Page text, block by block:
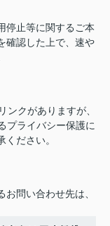
停止等に関するご本
確認した上で、速や
ンクがありますが、
プライバシー保護に
ださい。
問い合わせ先は、